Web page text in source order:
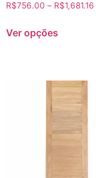
R$756.00 – R$1,681.16
Ver opções